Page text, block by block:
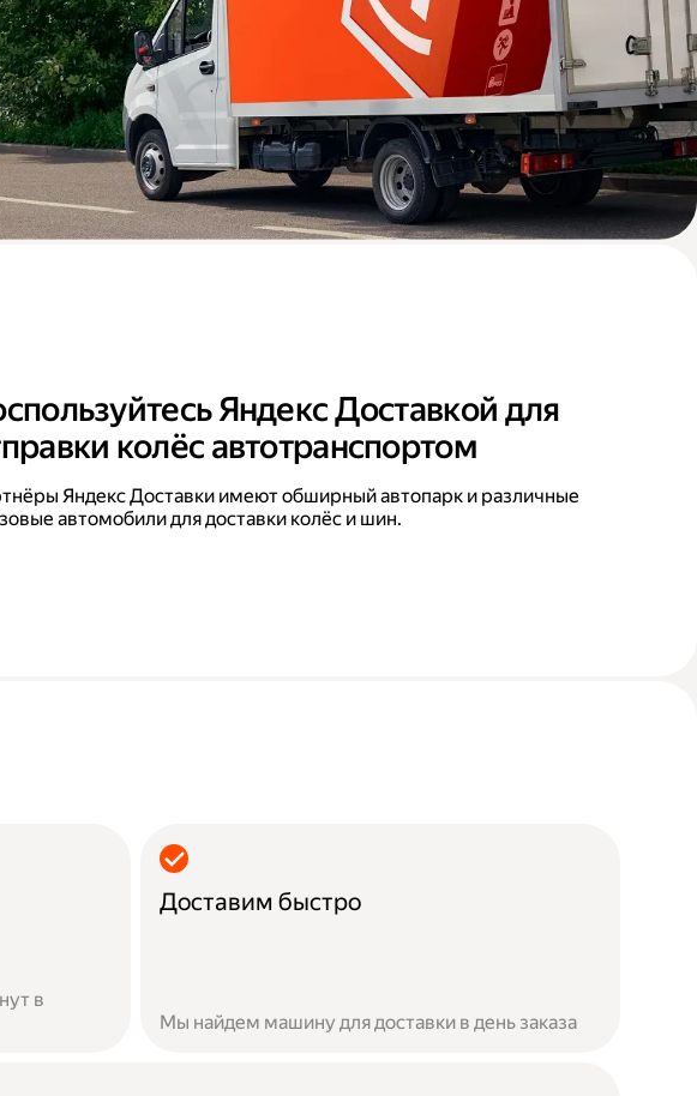
Яндекс Доставкой для
колёс автотранспортом
Яндекс Доставки имеют обширный автопарк и различные
автомобили для доставки колёс и шин.
в
Доставим быстро
Мы найдем машину для доставки в день заказа